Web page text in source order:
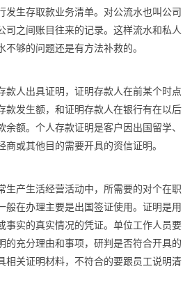
发生存取款业务清单。对公流水也叫公司
司之间账目往来的记录。这样流水和私人
够的问题还是有方法补救的。
款人出具证明，证明存款人在前某个时点
款发生额，和证明存款人在银行有在以后
额。个人存款证明是客户因出国留学、
或其他目的需要开具的资信证明。
生产生活经营活动中，所需要的对个在职
般在办理主要是出国签证使用。证明是用
事实的真实情况的凭证。单位工作人员要
的充分理由和事项，研判是否符合开具的
相关证明材料，不符合的要跟员工说明清